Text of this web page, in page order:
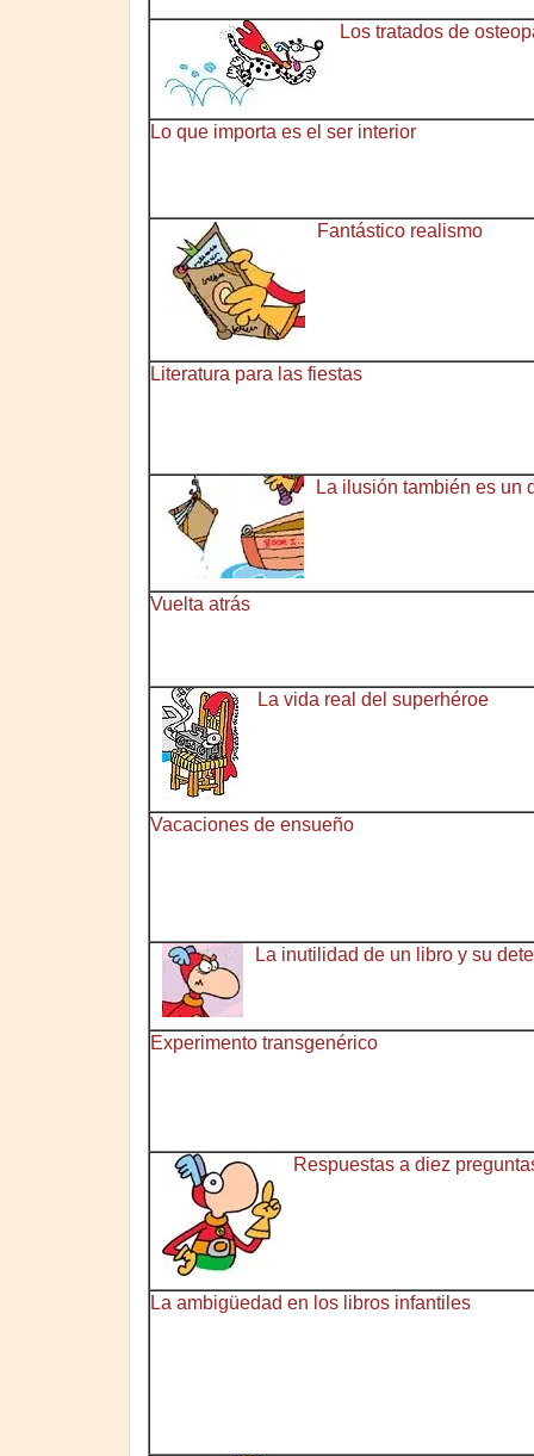
Los tratados de
Lo que importa es el ser interior
Fantástico realismo
Literatura para las fiestas
La ilusión también es un
Vuelta atrás
La vida real del superhéroe
Vacaciones de ensueño
La inutilidad de un libro y su
Experimento transgenérico
Respuestas a diez
La ambigüedad en los libros infantiles